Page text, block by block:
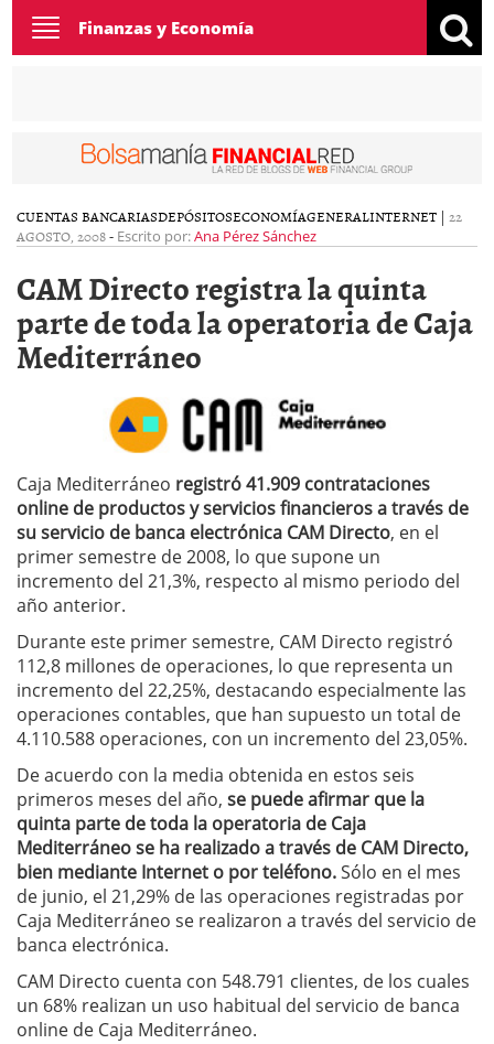
Toggle
navigation
Finanzas y Economía
CUENTAS BANCARIASDEPÓSITOSECONOMÍAGENERALINTERNET | 22
AGOSTO, 2008- Escrito por:Ana Pérez Sánchez
CAM Directo registra la quinta
parte de toda la operatoria de Caja
Mediterráneo
Caja Mediterráneo registró 41.909 contrataciones
online de productos y servicios financieros a través de
su servicio de banca electrónica CAM Directo, en el
primer semestre de 2008, lo que supone un
incremento del 21,3%, respecto al mismo periodo del
año anterior.
Durante este primer semestre, CAM Directo registró
112,8 millones de operaciones, lo que representa un
incremento del 22,25%, destacando especialmente las
operaciones contables, que han supuesto un total de
4.110.588 operaciones, con un incremento del 23,05%.
De acuerdo con la media obtenida en estos seis
primeros meses del año, se puede afirmar que la
quinta parte de toda la operatoria de Caja
Mediterráneo se ha realizado a través de CAM Directo,
bien mediante Internet o por teléfono.Sólo en el mes
de junio, el 21,29% de las operaciones registradas por
Caja Mediterráneo se realizaron a través del servicio de
banca electrónica.
CAM Directo cuenta con 548.791 clientes, de los cuales
un 68% realizan un uso habitual del servicio de banca
online de Caja Mediterráneo.